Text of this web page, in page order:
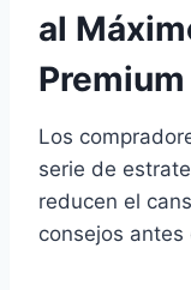
al
Los
serie de
reducen el
consejos